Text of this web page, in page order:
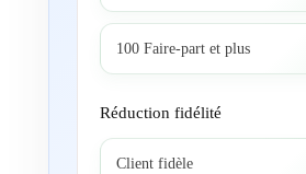
100 Faire-part et plus
Réduction fidélité
Client fidèle